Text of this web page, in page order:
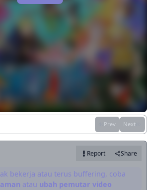
Prev Next
Report Share
bekerja atau terus buffering, coba
atau ubah pemutar video